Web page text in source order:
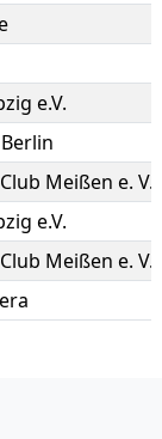
e.V.
Meißen e. V.
e.V.
Meißen e. V.